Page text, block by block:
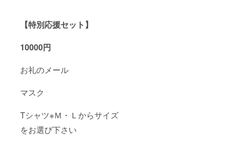
【特別応援セット】
10000円
お礼のメール
マスク
Tシャツ※Ｍ・Ｌからサイズ
をお選び下さい